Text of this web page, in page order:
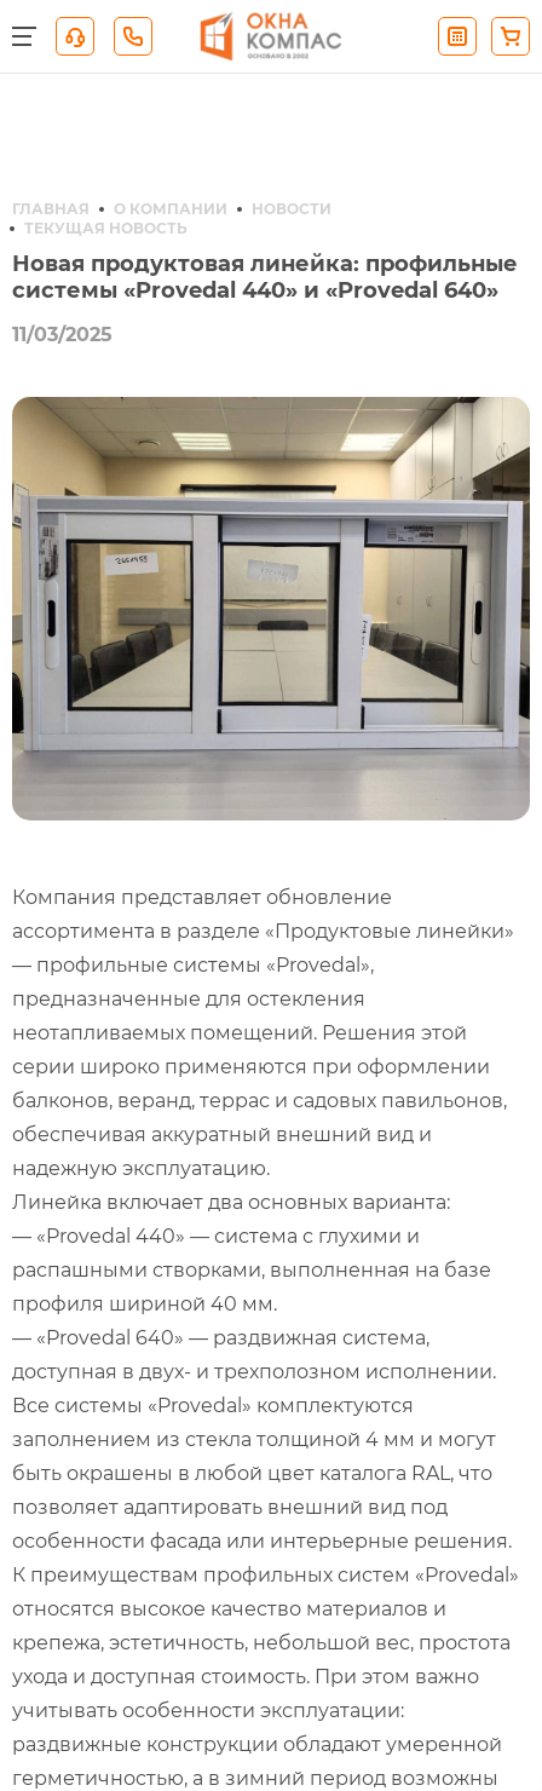
ГЛАВНАЯ О КОМПАНИИ
НОВОСТИ
ТЕКУЩАЯ НОВОСТЬ
Новая продуктовая линейка: профильные
системы «Provedal 440» и «Provedal 640»
11/03/2025
Компания представляет обновление
ассортимента в разделе «Продуктовые линейки»
— профильные системы «Provedal»,
предназначенные для остекления
неотапливаемых помещений. Решения этой
серии широко применяются при оформлении
балконов, веранд, террас и садовых павильонов,
обеспечивая аккуратный внешний вид и
надежную эксплуатацию.
Линейка включает два основных варианта:
— «Provedal 440» — система с глухими и
распашными створками, выполненная на базе
профиля шириной 40 мм.
— «Provedal 640» — раздвижная система,
доступная в двух- и трехполозном исполнении.
Все системы «Provedal» комплектуются
заполнением из стекла толщиной 4 мм и могут
быть окрашены в любой цвет каталога RAL, что
позволяет адаптировать внешний вид под
особенности фасада или интерьерные решения.
К преимуществам профильных систем «Provedal»
относятся высокое качество материалов и
крепежа, эстетичность, небольшой вес, простота
ухода и доступная стоимость. При этом важно
учитывать особенности эксплуатации:
раздвижные конструкции обладают умеренной
герметичностью, а в зимний период возможны